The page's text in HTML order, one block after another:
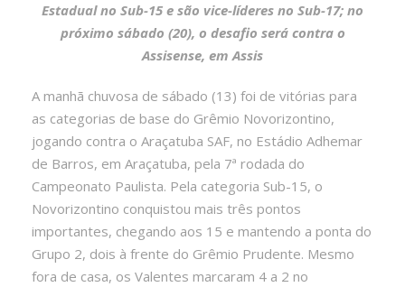
Estadual no Sub-15 e são vice-líderes no Sub-17; no
próximo sábado (20), o desafio será contra o
Assisense, em Assis
A manhã chuvosa de sábado (13) foi de vitórias para
as categorias de base do Grêmio Novorizontino,
jogando contra o Araçatuba SAF, no Estádio Adhemar
de Barros, em Araçatuba, pela 7ª rodada do
Campeonato Paulista. Pela categoria Sub-15, o
Novorizontino conquistou mais três pontos
importantes, chegando aos 15 e mantendo a ponta do
Grupo 2, dois à frente do Grêmio Prudente. Mesmo
fora de casa, os Valentes marcaram 4 a 2 no